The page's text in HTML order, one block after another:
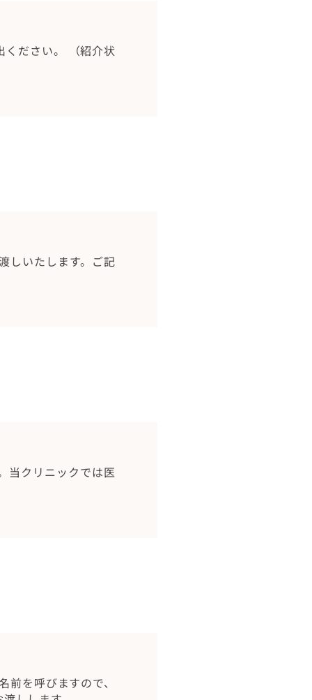
ください。 （紹介状
しいたします。ご記
当クリニックでは医
を呼びますので、